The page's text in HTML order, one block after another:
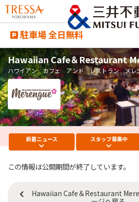
駐車場 全日無料
Hawaiian Cafe＆Restaurant
ハワイアン カフェ アンド レストラン メレ
新着ニュース スタッフ募集中
この情報は公開期間が終了しています。
Hawaiian Cafe＆Restaurant